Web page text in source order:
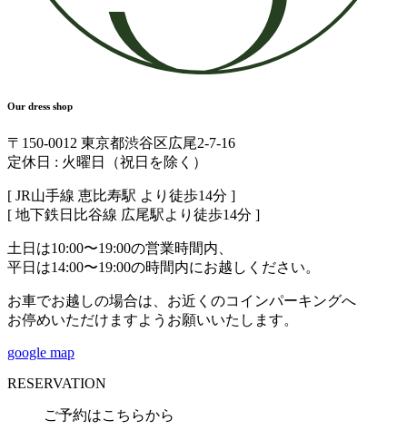
Our dress shop
〒150-0012 東京都渋谷区広尾2-7-16
定休日 : 火曜日（祝日を除く）
[ JR山手線 恵比寿駅 より徒歩14分 ]
[ 地下鉄日比谷線 広尾駅より徒歩14分 ]
土日は10:00〜19:00の営業時間内、
平日は14:00〜19:00の時間内にお越しください。
お車でお越しの場合は、お近くのコインパーキングへ
お停めいただけますようお願いいたします。
google map
RESERVATION
ご予約はこちらから